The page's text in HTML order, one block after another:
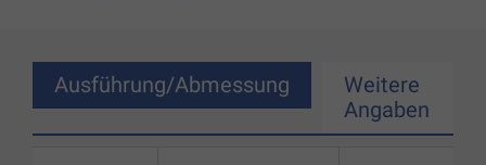
Ausführung/Abmessung
Weitere
Angaben